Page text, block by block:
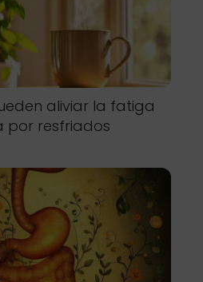
aliviar la fatiga
por resfriados